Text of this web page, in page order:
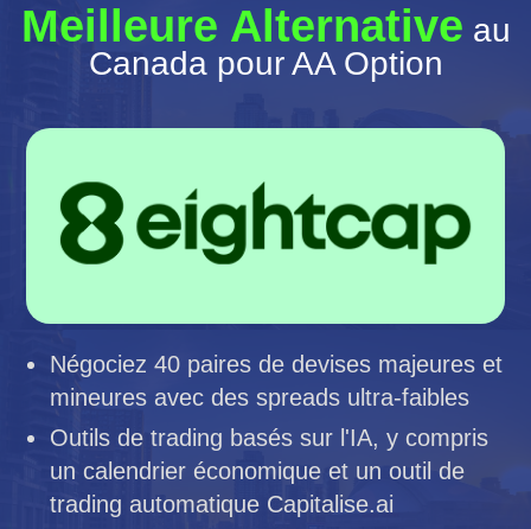
Meilleure Alternative au
Canada pour AA Option
Négociez 40 paires de devises majeures et
mineures avec des spreads ultra-faibles
Outils de trading basés sur l'IA, y compris
un calendrier économique et un outil de
trading automatique Capitalise.ai